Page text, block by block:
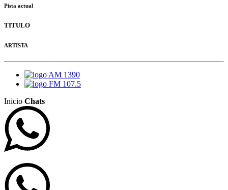
Pista actual
TITULO
ARTISTA
AM 1390
FM 107.5
Inicio Chats